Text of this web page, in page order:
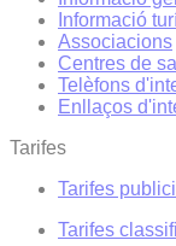
Informació
Associacions
Centres de
Telèfons
Enllaços
Tarifes
Tarifes
Tarifes